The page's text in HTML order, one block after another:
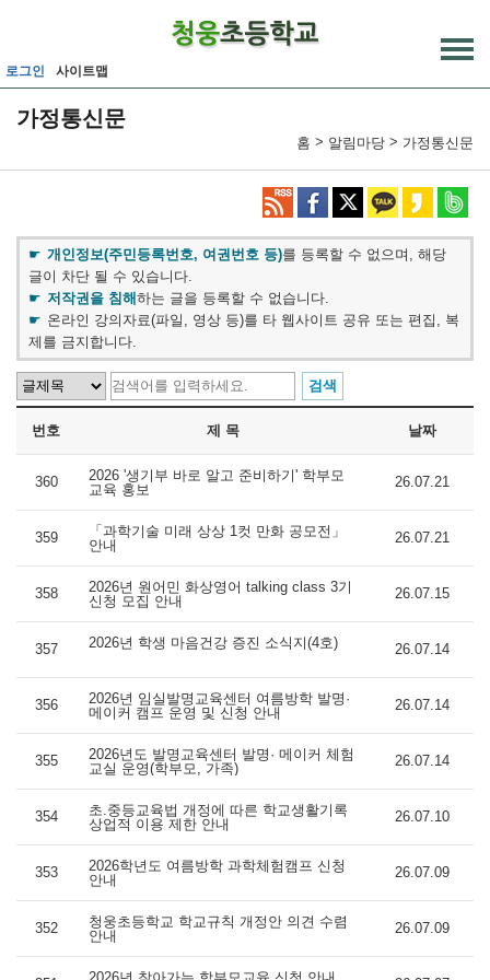
로그인 사이트맵
가정통신문
홈 > 알림마당 > 가정통신문
개인정보(주민등록번호, 여권번호 등)를 등록할 수 없으며, 해당
글이 차단 될 수 있습니다.
저작권을 침해하는 글을 등록할 수 없습니다.
온라인 강의자료(파일, 영상 등)를 타 웹사이트 공유 또는 편집, 복
제를 금지합니다.
번호 제 목 날짜
360
2026 '생기부 바로 알고 준비하기' 학부모
교육 홍보
26.07.21
359
「과학기술 미래 상상 1컷 만화 공모전」
안내
26.07.21
358
2026년 원어민 화상영어 talking class 3기
신청 모집 안내
26.07.15
357 2026년 학생 마음건강 증진 소식지(4호) 26.07.14
356
2026년 임실발명교육센터 여름방학 발명·
메이커 캠프 운영 및 신청 안내
26.07.14
355
2026년도 발명교육센터 발명· 메이커 체험
교실 운영(학부모, 가족)
26.07.14
354
초.중등교육법 개정에 따른 학교생활기록
상업적 이용 제한 안내
26.07.10
353
2026학년도 여름방학 과학체험캠프 신청
안내
26.07.09
352
청웅초등학교 학교규칙 개정안 의견 수렴
안내
26.07.09